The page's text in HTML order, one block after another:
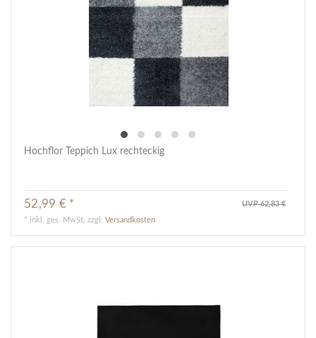
Hochflor Teppich Lux rechteckig
UVP 62,83 €
52,99 € *
* inkl. ges. MwSt. zzgl.Versandkosten